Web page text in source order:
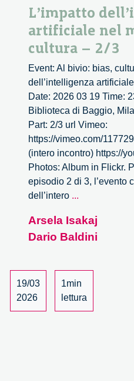
L’impatto
artificiale nel
cultura – 2/3
Event: Al bivio: bias,
dell’intelligenza
Date: 2026 03 19 Time:
Biblioteca di Baggio,
Part: 2/3 url Vimeo:
https://vimeo.com/
(intero incontro) https://
Photos: Album in Flickr.
episodio 2 di 3, l’evento
dell’intero ...
artificiale
nel
cultura
–
Arsela Isakaj
Dario Baldini
19/03
2026
1min
lettura